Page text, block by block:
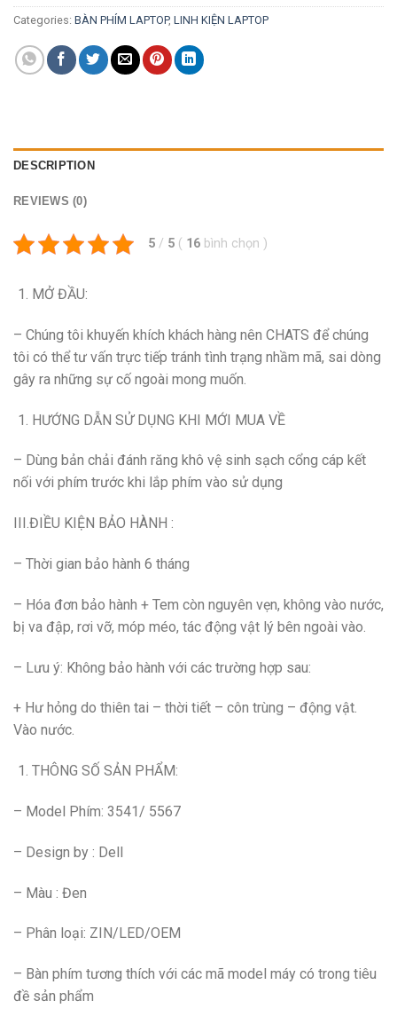
Categories: BÀN PHÍM LAPTOP, LINH KIỆN LAPTOP
DESCRIPTION
REVIEWS (0)
5 / 5 ( 16 bình chọn )
MỞ ĐẦU:
– Chúng tôi khuyến khích khách hàng nên CHATS để chúng
tôi có thể tư vấn trực tiếp tránh tình trạng nhầm mã, sai dòng
gây ra những sự cố ngoài mong muốn.
HƯỚNG DẪN SỬ DỤNG KHI MỚI MUA VỀ
– Dùng bản chải đánh răng khô vệ sinh sạch cổng cáp kết
nối với phím trước khi lắp phím vào sử dụng
III.ĐIỀU KIỆN BẢO HÀNH :
– Thời gian bảo hành 6 tháng
– Hóa đơn bảo hành + Tem còn nguyên vẹn, không vào nước,
bị va đập, rơi vỡ, móp méo, tác động vật lý bên ngoài vào.
– Lưu ý: Không bảo hành với các trường hợp sau:
+ Hư hỏng do thiên tai – thời tiết – côn trùng – động vật.
Vào nước.
THÔNG SỐ SẢN PHẨM:
– Model Phím: 3541/ 5567
– Design by : Dell
– Màu : Đen
– Phân loại: ZIN/LED/OEM
– Bàn phím tương thích với các mã model máy có trong tiêu
đề sản phẩm